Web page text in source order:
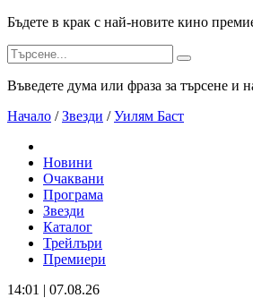
Бъдете в крак с най-новите кино
Въведете дума или фраза за търсене и
Начало / Звезди / Уилям Баст
Новини
Очаквани
Програма
Звезди
Каталог
Трейлъри
Премиери
14:01 | 07.08.26